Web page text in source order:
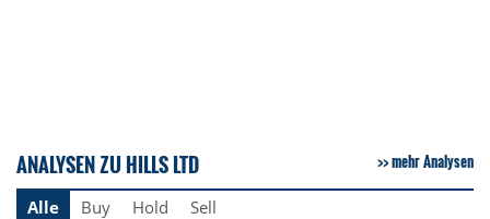
ANALYSEN ZU HILLS LTD mehr Analysen
Alle Buy Hold Sell